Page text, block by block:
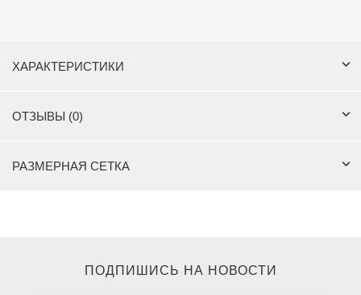
ХАРАКТЕРИСТИКИ
ОТЗЫВЫ (0)
РАЗМЕРНАЯ СЕТКА
ПОДПИШИСЬ НА НОВОСТИ